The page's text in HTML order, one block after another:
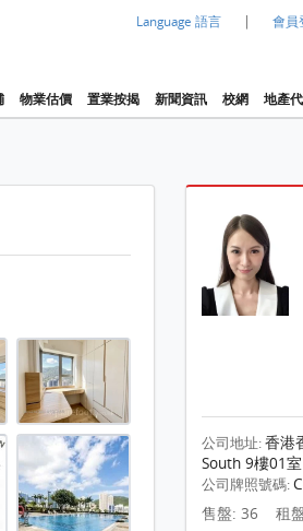
Language 語言 | 會員
物業估價 置業按揭 新聞資訊 校網 地產
公司地址:香港
South 9樓01室
公司牌照號碼:
售盤: 36
租